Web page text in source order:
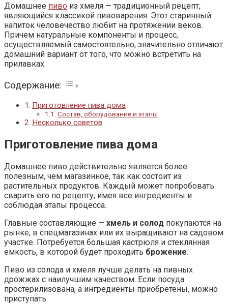
Домашнее пиво из хмеля — традиционный рецепт,
являющийся классикой пивоварения. Этот старинный
напиток человечество любит на протяжении веков.
Причем натуральные компоненты и процесс,
осуществляемый самостоятельно, значительно отличают
домашний вариант от того, что можно встретить на
прилавках.
Содержание:
Приготовление пива дома
Состав, оборудование и этапы
Несколько советов
Приготовление пива дома
Домашнее пиво действительно является более
полезным, чем магазинное, так как состоит из
растительных продуктов. Каждый может попробовать
сварить его по рецепту, имея все ингредиенты и
соблюдая этапы процесса.
Главные составляющие — хмель и солод покупаются на
рынке, в спецмагазинах или их выращивают на садовом
участке. Потребуется большая кастрюля и стеклянная
емкость, в которой будет проходить брожение.
Пиво из солода и хмеля лучше делать на пивных
дрожжах с наилучшим качеством. Если посуда
простерилизована, а ингредиенты приобретены, можно
приступать.